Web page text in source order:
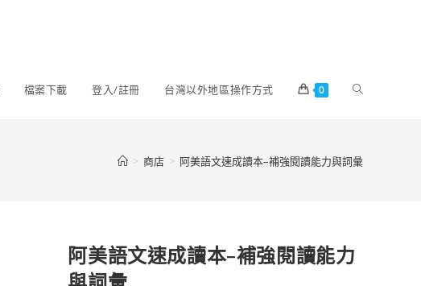
檔案下載 登入/註冊 台灣以外地區操作方式 0
> 商店 > 阿美語文速成讀本–補強閱讀能力與詞彙
阿美語文速成讀本–補強閱讀能力